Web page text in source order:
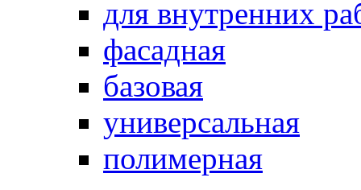
для внутренних
фасадная
базовая
универсальная
полимерная